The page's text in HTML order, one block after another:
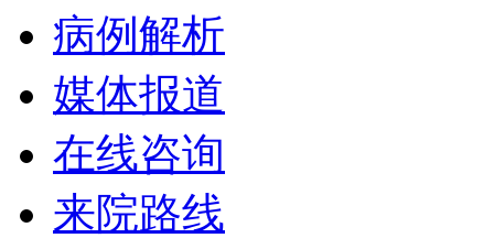
病例解析
媒体报道
在线咨询
来院路线